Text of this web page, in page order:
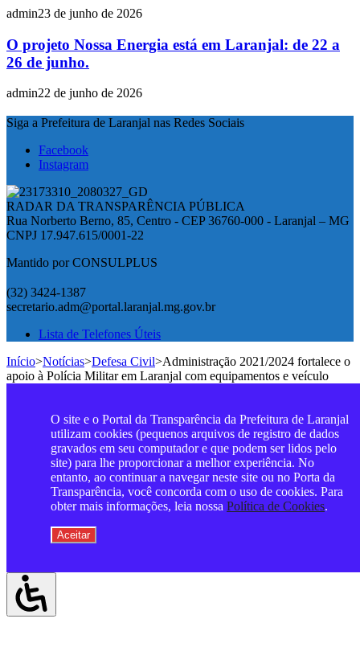
admin23 de junho de 2026
O projeto Nossa Energia está em Laranjal: de 22 a
26 de junho.
admin22 de junho de 2026
Siga a Prefeitura de Laranjal nas Redes Sociais
Facebook
Instagram
RADAR DA TRANSPARÊNCIA PÚBLICA
Rua Norberto Berno, 85, Centro - CEP 36760-000 - Laranjal – MG
CNPJ 17.947.615/0001-22
Mantido por CONSULPLUS
(32) 3424-1387
secretario.adm@portal.laranjal.mg.gov.br
Lista de Telefones Úteis
Início>Notícias>Defesa Civil>Administração 2021/2024 fortalece o
apoio à Polícia Militar em Laranjal com equipamentos e veículo
O site e o Portal da Transparência da Prefeitura de Laranjal
utilizam cookies (pequenos arquivos de registro de dados
gravados em seu computador e que podem ser lidos pelo
site) para lhe proporcionar a melhor experiência. No
entanto, ao continuar a navegar neste site ou no Porta da
Transparência, você concorda com o uso de cookies. Para
obter mais informações, leia nossa Política de Cookies.
Aceitar